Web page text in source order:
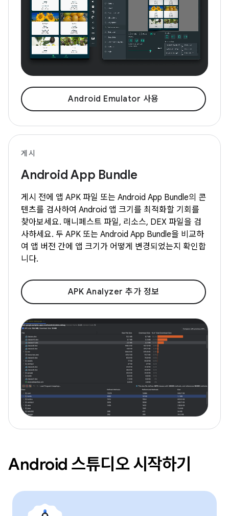
Android Emulator 사용
게시
Android App Bundle
게시 전에 앱 APK 파일 또는 Android App Bundle의 콘
텐츠를 검사하여 Android 앱 크기를 최적화할 기회를
찾아보세요. 매니페스트 파일, 리소스, DEX 파일을 검
사하세요. 두 APK 또는 Android App Bundle을 비교하
여 앱 버전 간에 앱 크기가 어떻게 변경되었는지 확인합
니다.
APK Analyzer 추가 정보
Android 스튜디오 시작하기